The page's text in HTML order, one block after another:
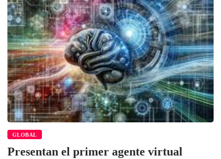
GLOBAL
Presentan el primer agente virtual